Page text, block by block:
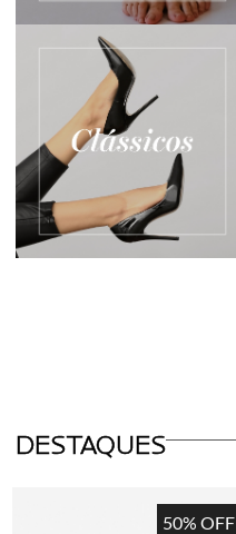
DESTAQUES
50% OFF